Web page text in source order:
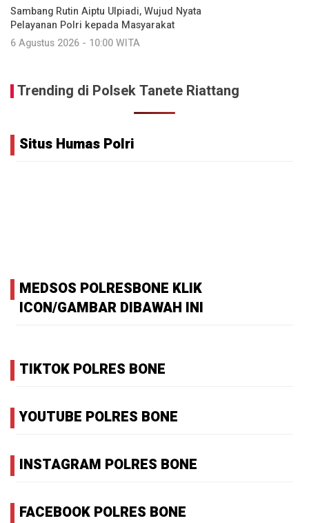
Sambang Rutin Aiptu Ulpiadi, Wujud Nyata
Pelayanan Polri kepada Masyarakat
6 Agustus 2026 - 10:00 WITA
Trending di Polsek Tanete Riattang
Situs Humas Polri
MEDSOS POLRESBONE KLIK
ICON/GAMBAR DIBAWAH INI
TIKTOK POLRES BONE
YOUTUBE POLRES BONE
INSTAGRAM POLRES BONE
FACEBOOK POLRES BONE